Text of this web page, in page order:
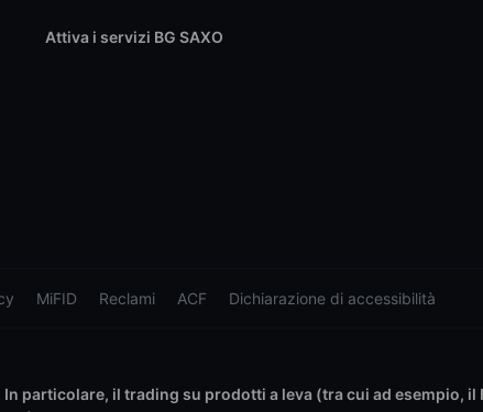
Attiva i servizi BG SAXO
MiFID Reclami ACF Dichiarazione di accessibilità
particolare, il trading su prodotti a leva (tra cui ad esempio, il